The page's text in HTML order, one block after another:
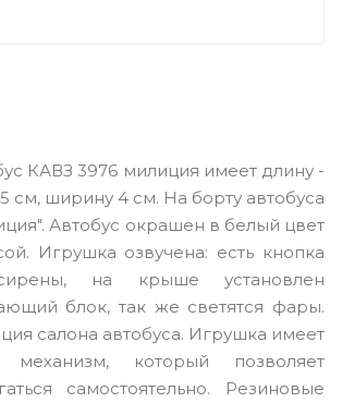
КАВЗ 3976 милиция имеет длину -
см, ширину 4 см. На борту автобуса
Автобус окрашен в белый цвет
Игрушка озвучена: есть кнопка
на крыше установлен
блок, так же светятся фары.
салона автобуса. Игрушка имеет
механизм, который позволяет
самостоятельно. Резиновые